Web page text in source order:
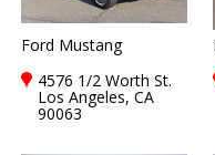
Ford Mustang
4576 1/2 Worth St.
Los Angeles, CA
90063